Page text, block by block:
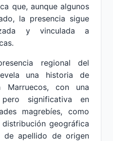
que, aunque algunos
la presencia sigue
y vinculada a
regional del
una historia de
Marruecos, con una
significativa en
magrebíes, como
geográfica
de apellido de origen